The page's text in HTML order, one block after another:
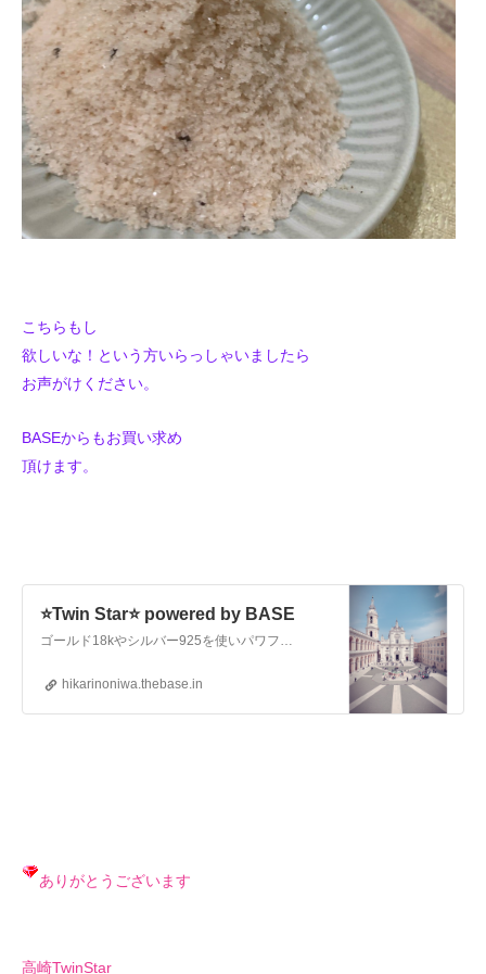
こちらもし
欲しいな！という方いらっしゃいましたら
お声がけください。
BASEからもお買い求め
頂けます。
⭐️Twin Star⭐️ powered by BASE
ゴールド18kやシルバー925を使いパワフルな天然石と組み合わせて製作致します。天使の羽根シルバーピアスやお守りジュエリー・リングは一点一点丁寧に制作しております。ご予算に応じてオーダージュエリー製作も致します。女性がキラキラと輝き笑顔溢れるような美しさジュエリーを製作、販売致します。マッサージオイルはオーガニックオイルをベースにセラピーグレードの精油をブレ…
hikarinoniwa.thebase.in
ありがとうございます
高崎TwinStar